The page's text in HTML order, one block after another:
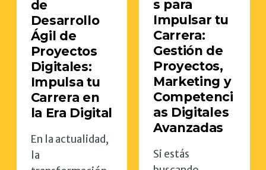
de
Desarrollo
Ágil de
Proyectos
Digitales:
Impulsa tu
Carrera en
la Era Digital
En la actualidad,
la
s para
Impulsar tu
Carrera:
Gestión de
Proyectos,
Marketing y
Competenci
as Digitales
Avanzadas
Si estás